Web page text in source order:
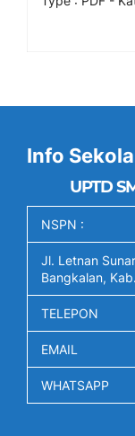
Info
UPTD
NSPN :
Jl. Letnan
Bangkalan,
TELEPON
EMAIL
WHATSAPP